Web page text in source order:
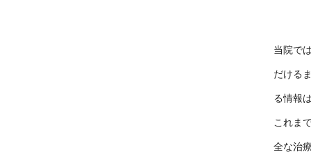
当院で
だける
る情報
これま
全な治